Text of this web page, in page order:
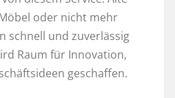
oder nicht mehr
schnell und zuverlässig
Raum für Innovation,
geschaffen.